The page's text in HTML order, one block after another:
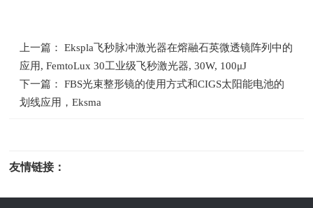
上一篇： Ekspla飞秒脉冲激光器在熔融石英微透镜阵列中的
应用, FemtoLux 30工业级飞秒激光器, 30W, 100μJ
下一篇： FBS光束整形镜的使用方式和CIGS太阳能电池的
划线应用，Eksma
友情链接：